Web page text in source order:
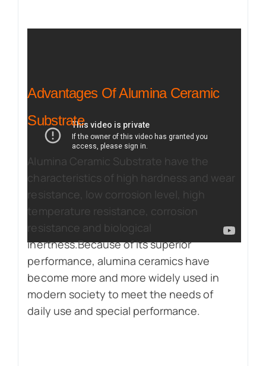
Advantages Of Alumina Ceramic
Substrate
Alumina Ceramic Substrate have the
characteristics of high hardness and wear
resistance, low corrosion level, high
temperature resistance, corrosion
resistance and biological
inertness.Because of its superior
performance, alumina ceramics have
become more and more widely used in
modern society to meet the needs of
daily use and special performance.